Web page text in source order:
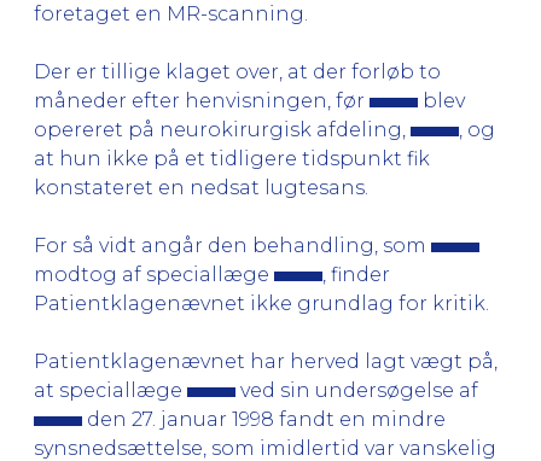
foretaget en MR-scanning.
Der er tillige klaget over, at der forløb to
måneder efter henvisningen, før
blev
opereret på neurokirurgisk afdeling,
, og
at hun ikke på et tidligere tidspunkt fik
konstateret en nedsat lugtesans.
For så vidt angår den behandling, som
modtog af speciallæge
, finder
Patientklagenævnet ikke grundlag for kritik.
Patientklagenævnet har herved lagt vægt på,
at speciallæge
ved sin undersøgelse af
den 27. januar 1998 fandt en mindre
synsnedsættelse, som imidlertid var vanskelig